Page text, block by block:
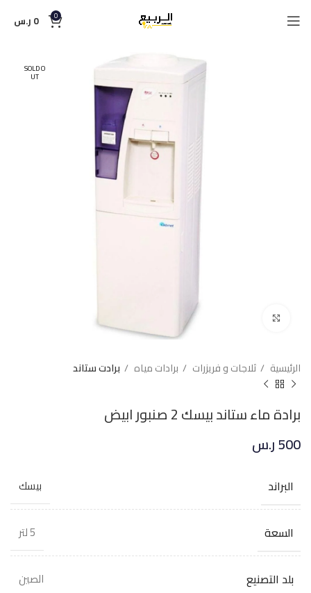
0
0 ر.س
SOLD O
UT
الرئيسية ثلاجات و فريزرات برادات مياه برادت ستاند
برادة ماء ستاند بيسك 2 صنبور ابيض
500ر.س
البراند بيسك
السعة 5 لتر
بلد التصنيع
الصين